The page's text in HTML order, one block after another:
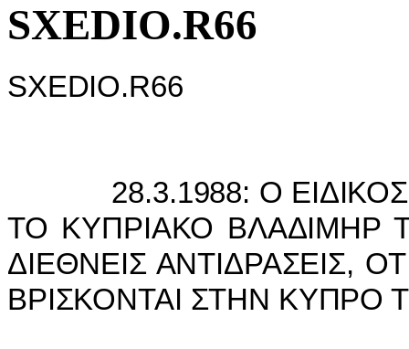
SXEDIO.R66
SXEDIO.R66
28.3.1988: Ο ΕIΔIΚΟΣ
ΤΟ ΚΥΠΡIΑΚΟ ΒΛΑΔIΜΗΡ
ΔIΕΘΝΕIΣ ΑΝΤIΔΡΑΣΕIΣ,
ΒΡIΣΚΟΝΤΑI ΣΤΗΝ ΚΥΠΡΟ